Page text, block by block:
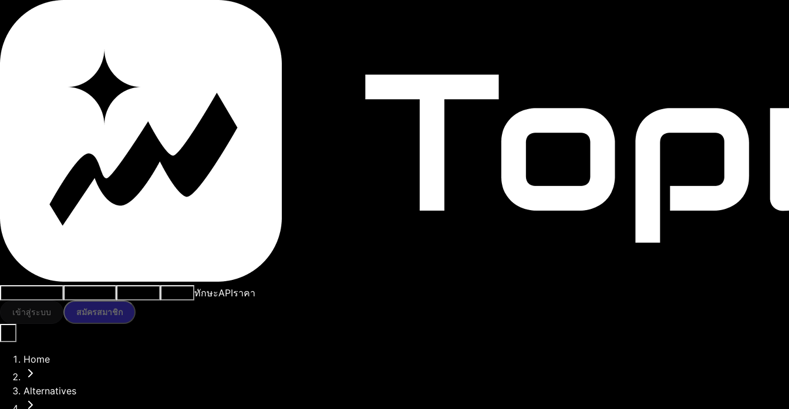
ทักษะAPIราคา
เข้าสู่ระบบ สมัครสมาชิก
Home
Alternatives